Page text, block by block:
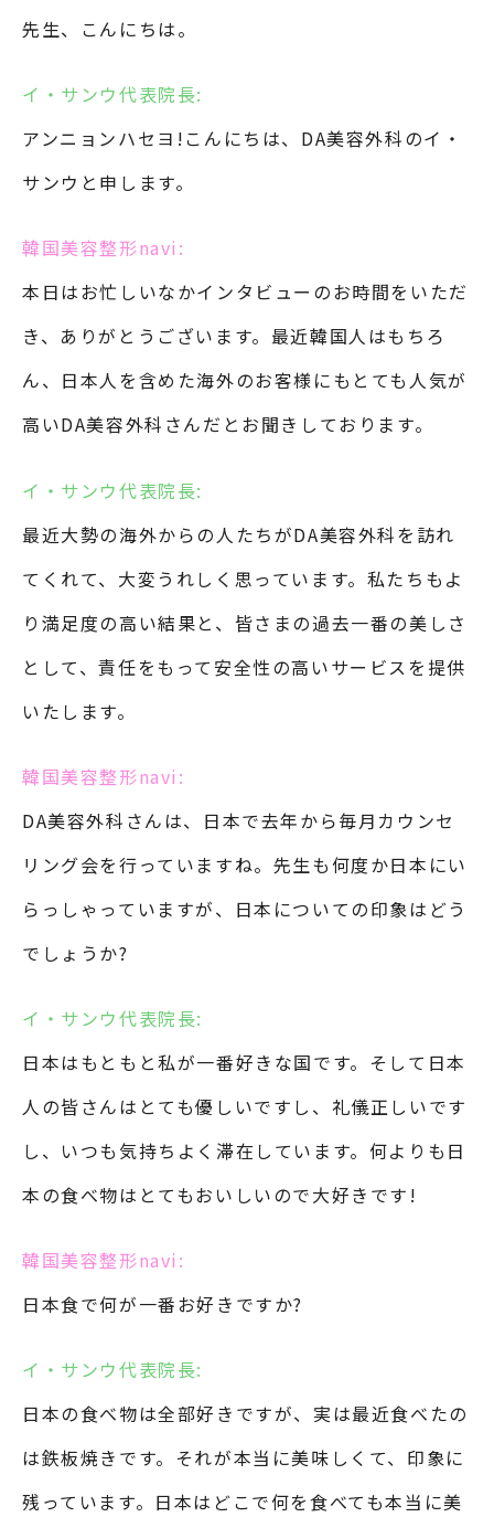
先生、こんにちは。
イ・サンウ代表院長:
アンニョンハセヨ!こんにちは、DA美容外科のイ・
サンウと申します。
韓国美容整形navi:
本日はお忙しいなかインタビューのお時間をいただ
き、ありがとうございます。最近韓国人はもちろ
ん、日本人を含めた海外のお客様にもとても人気が
高いDA美容外科さんだとお聞きしております。
イ・サンウ代表院長:
最近大勢の海外からの人たちがDA美容外科を訪れ
てくれて、大変うれしく思っています。私たちもよ
り満足度の高い結果と、皆さまの過去一番の美しさ
として、責任をもって安全性の高いサービスを提供
いたします。
韓国美容整形navi:
DA美容外科さんは、日本で去年から毎月カウンセ
リング会を行っていますね。先生も何度か日本にい
らっしゃっていますが、日本についての印象はどう
でしょうか?
イ・サンウ代表院長:
日本はもともと私が一番好きな国です。そして日本
人の皆さんはとても優しいですし、礼儀正しいです
し、いつも気持ちよく滞在しています。何よりも日
本の食べ物はとてもおいしいので大好きです!
韓国美容整形navi:
日本食で何が一番お好きですか?
イ・サンウ代表院長:
日本の食べ物は全部好きですが、実は最近食べたの
は鉄板焼きです。それが本当に美味しくて、印象に
残っています。日本はどこで何を食べても本当に美